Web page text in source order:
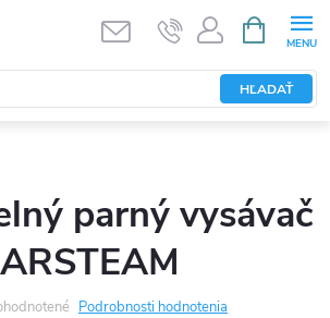
HĽADAŤ
KOŠÍK
parný vysávač
Podrobnosti hodnotenia